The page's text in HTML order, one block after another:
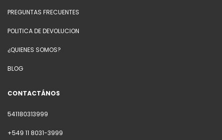
PREGUNTAS FRECUENTES
POLITICA DE DEVOLUCION
¿QUIENES SOMOS?
BLOG
CONTACTÁNOS
541180313999
+549 11 8031-3999